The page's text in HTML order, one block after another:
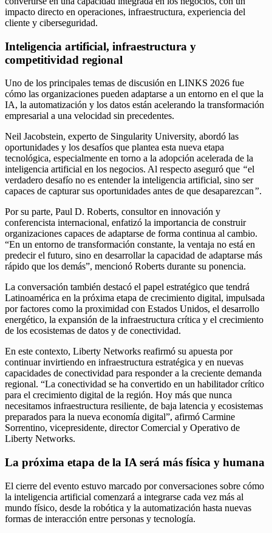
impacto directo en operaciones, infraestructura, experiencia del
cliente y ciberseguridad.
Inteligencia artificial, infraestructura y
competitividad regional
Uno de los principales temas de discusión en LINKS 2026 fue
cómo las organizaciones pueden adaptarse a un entorno en el que la
IA, la automatización y los datos están acelerando la transformación
empresarial a una velocidad sin precedentes.
Neil Jacobstein, experto de Singularity University, abordó las
oportunidades y los desafíos que plantea esta nueva etapa
tecnológica, especialmente en torno a la adopción acelerada de la
inteligencia artificial en los negocios. Al respecto aseguró que “el
verdadero desafío no es entender la inteligencia artificial, sino ser
capaces de capturar sus oportunidades antes de que desaparezcan”.
Por su parte, Paul D. Roberts, consultor en innovación y
conferencista internacional, enfatizó la importancia de construir
organizaciones capaces de adaptarse de forma continua al cambio.
“En un entorno de transformación constante, la ventaja no está en
predecir el futuro, sino en desarrollar la capacidad de adaptarse más
rápido que los demás”, mencionó Roberts durante su ponencia.
La conversación también destacó el papel estratégico que tendrá
Latinoamérica en la próxima etapa de crecimiento digital, impulsada
por factores como la proximidad con Estados Unidos, el desarrollo
energético, la expansión de la infraestructura crítica y el crecimiento
de los ecosistemas de datos y de conectividad.
En este contexto, Liberty Networks reafirmó su apuesta por
continuar invirtiendo en infraestructura estratégica y en nuevas
capacidades de conectividad para responder a la creciente demanda
regional. “La conectividad se ha convertido en un habilitador crítico
para el crecimiento digital de la región. Hoy más que nunca
necesitamos infraestructura resiliente, de baja latencia y ecosistemas
preparados para la nueva economía digital”, afirmó Carmine
Sorrentino, vicepresidente, director Comercial y Operativo de
Liberty Networks.
La próxima etapa de la IA será más física y humana
El cierre del evento estuvo marcado por conversaciones sobre cómo
la inteligencia artificial comenzará a integrarse cada vez más al
mundo físico, desde la robótica y la automatización hasta nuevas
formas de interacción entre personas y tecnología.